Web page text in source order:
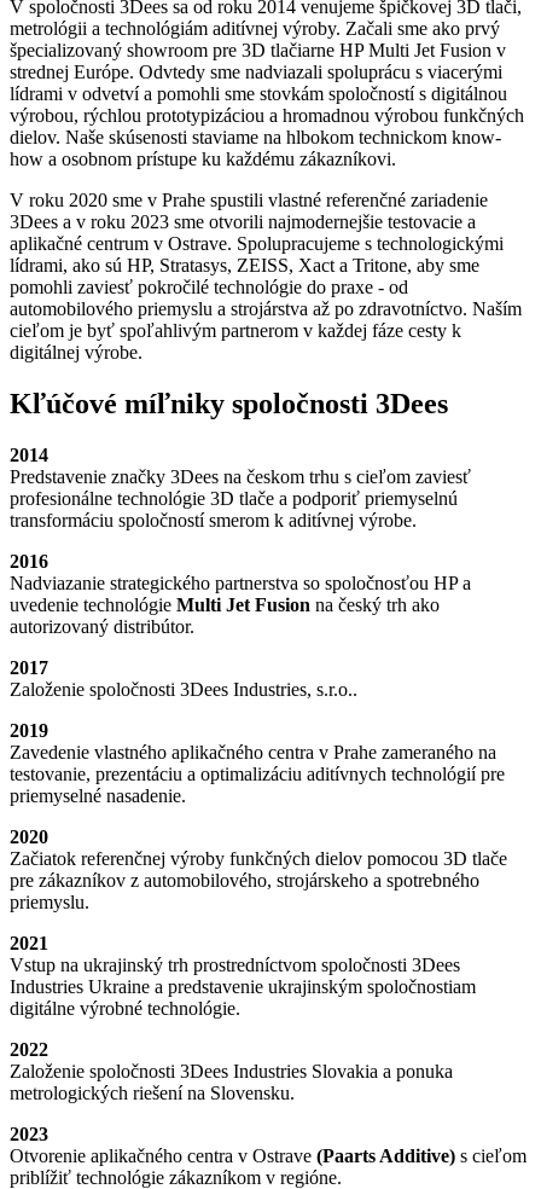
V spoločnosti 3Dees sa od roku 2014 venujeme špičkovej 3D tlači,
metrológii a technológiám aditívnej výroby. Začali sme ako prvý
špecializovaný showroom pre 3D tlačiarne HP Multi Jet Fusion v
strednej Európe. Odvtedy sme nadviazali spoluprácu s viacerými
lídrami v odvetví a pomohli sme stovkám spoločností s digitálnou
výrobou, rýchlou prototypizáciou a hromadnou výrobou funkčných
dielov. Naše skúsenosti staviame na hlbokom technickom know-
how a osobnom prístupe ku každému zákazníkovi.
V roku 2020 sme v Prahe spustili vlastné referenčné zariadenie
3Dees a v roku 2023 sme otvorili najmodernejšie testovacie a
aplikačné centrum v Ostrave. Spolupracujeme s technologickými
lídrami, ako sú HP, Stratasys, ZEISS, Xact a Tritone, aby sme
pomohli zaviesť pokročilé technológie do praxe - od
automobilového priemyslu a strojárstva až po zdravotníctvo. Naším
cieľom je byť spoľahlivým partnerom v každej fáze cesty k
digitálnej výrobe.
Kľúčové míľniky spoločnosti 3Dees
2014
Predstavenie značky 3Dees na českom trhu s cieľom zaviesť
profesionálne technológie 3D tlače a podporiť priemyselnú
transformáciu spoločností smerom k aditívnej výrobe.
2016
Nadviazanie strategického partnerstva so spoločnosťou HP a
uvedenie technológie Multi Jet Fusion na český trh ako
autorizovaný distribútor.
2017
Založenie spoločnosti 3Dees Industries, s.r.o..
2019
Zavedenie vlastného aplikačného centra v Prahe zameraného na
testovanie, prezentáciu a optimalizáciu aditívnych technológií pre
priemyselné nasadenie.
2020
Začiatok referenčnej výroby funkčných dielov pomocou 3D tlače
pre zákazníkov z automobilového, strojárskeho a spotrebného
priemyslu.
2021
Vstup na ukrajinský trh prostredníctvom spoločnosti 3Dees
Industries Ukraine a predstavenie ukrajinským spoločnostiam
digitálne výrobné technológie.
2022
Založenie spoločnosti 3Dees Industries Slovakia a ponuka
metrologických riešení na Slovensku.
2023
Otvorenie aplikačného centra v Ostrave (Paarts Additive) s cieľom
priblížiť technológie zákazníkom v regióne.